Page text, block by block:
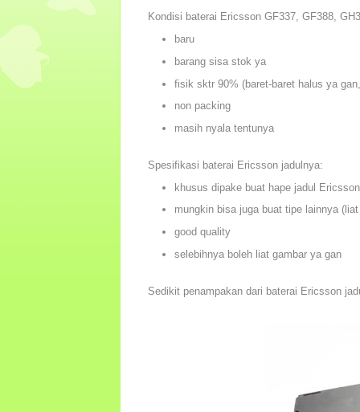
Kondisi baterai Ericsson GF337, GF388,
baru
barang sisa stok ya
fisik sktr 90% (baret-baret halus ya
non packing
masih nyala tentunya
Spesifikasi baterai Ericsson jadulnya:
khusus dipake buat hape jadul
mungkin bisa juga buat tipe lainnya
good quality
selebihnya boleh liat gambar ya gan
Sedikit penampakan dari baterai Ericsson